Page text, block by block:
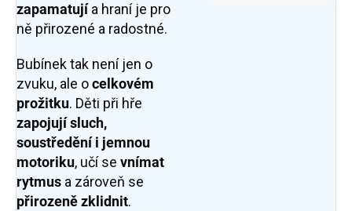
zapamatujía hraní je pro
ně přirozené a radostné.
Bubínek tak není jen o
zvuku, ale ocelkovém
prožitku. Děti při hře
zapojují sluch,
soustředění i jemnou
motoriku, učí se vnímat
rytmus a zároveň se
přirozeně zklidnit.